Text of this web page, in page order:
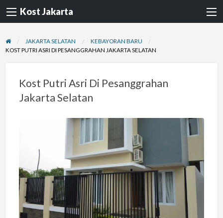
Kost Jakarta
JAKARTA SELATAN
KEBAYORAN BARU
KOST PUTRI ASRI DI PESANGGRAHAN JAKARTA SELATAN
Kost Putri Asri Di Pesanggrahan
Jakarta Selatan